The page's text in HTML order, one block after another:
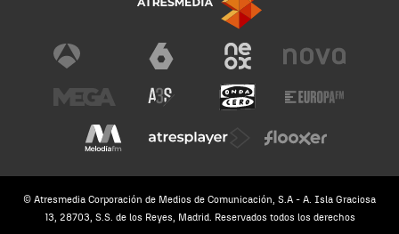
© Atresmedia Corporación de Medios de Comunicación, S.A - A. Isla Graciosa
13, 28703, S.S. de los Reyes, Madrid. Reservados todos los derechos